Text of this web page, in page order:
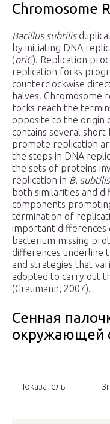
Chromosome
Bacillus subtilis
by initiating DNA
(oriC). Replication
replication forks
counterclockwise
halves. Chromosome
forks reach the
opposite to the origin
contains several short
promote replication
the steps in DNA
the sets of proteins
replication in B. subtilis
both similarities and
components
termination of
important differences
bacterium missing
differences underline
and strategies that
adopted to carry out
(Graumann, 2007).
Сенная
окружающей
Показатель